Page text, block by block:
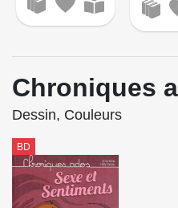
Chroniques
Dessin, Couleurs
BD